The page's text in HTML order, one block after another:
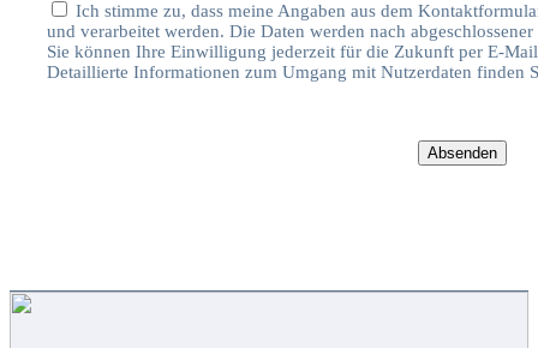
Ich stimme zu, dass meine Angaben aus dem
und verarbeitet werden. Die Daten werden nach
Sie können Ihre Einwilligung jederzeit für die Zukunft per E-
Detaillierte Informationen zum Umgang mit Nutzerdaten finden